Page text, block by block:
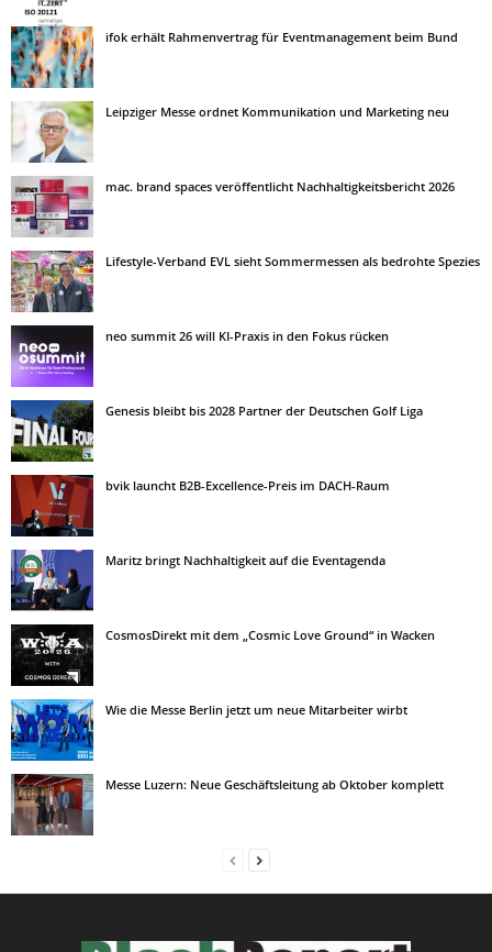
ifok erhält Rahmenvertrag für Eventmanagement beim Bund
Leipziger Messe ordnet Kommunikation und Marketing neu
mac. brand spaces veröffentlicht Nachhaltigkeitsbericht 2026
Lifestyle-Verband EVL sieht Sommermessen als bedrohte Spezies
neo summit 26 will KI-Praxis in den Fokus rücken
Genesis bleibt bis 2028 Partner der Deutschen Golf Liga
bvik launcht B2B-Excellence-Preis im DACH-Raum
Maritz bringt Nachhaltigkeit auf die Eventagenda
CosmosDirekt mit dem „Cosmic Love Ground“ in Wacken
Wie die Messe Berlin jetzt um neue Mitarbeiter wirbt
Messe Luzern: Neue Geschäftsleitung ab Oktober komplett